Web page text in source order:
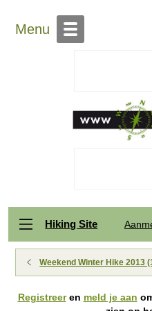
Menu
Hiking Site
Weekend Winter Hike 2013
Registreeren meld je aan